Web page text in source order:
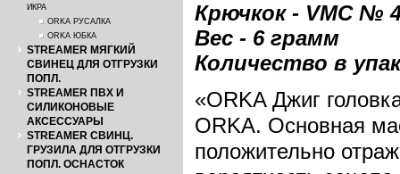
ИКРА
ORKA РУСАЛКА
ORKA ЮБКА
STREAMER МЯГКИЙ
СВИНЕЦ ДЛЯ ОТГРУЗКИ
ПОПЛ.
STREAMER ПВХ И
СИЛИКОНОВЫЕ
АКСЕССУАРЫ
STREAMER СВИНЦ.
ГРУЗИЛА ДЛЯ ОТГРУЗКИ
ПОПЛ. ОСНАСТОК
Крючкок - VMC №
Вес - 6 грамм
Количество в
«ORKA Джиг
ORKA. Основная
положительно